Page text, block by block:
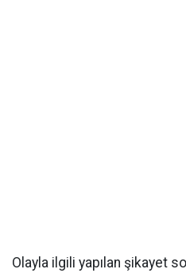
Olayla ilgili yapılan şikayet